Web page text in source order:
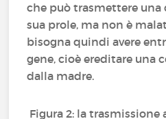
che può trasmettere una
sua prole, ma non è
bisogna quindi avere
gene, cioè ereditare una
dalla madre.
Figura 2: la trasmissione